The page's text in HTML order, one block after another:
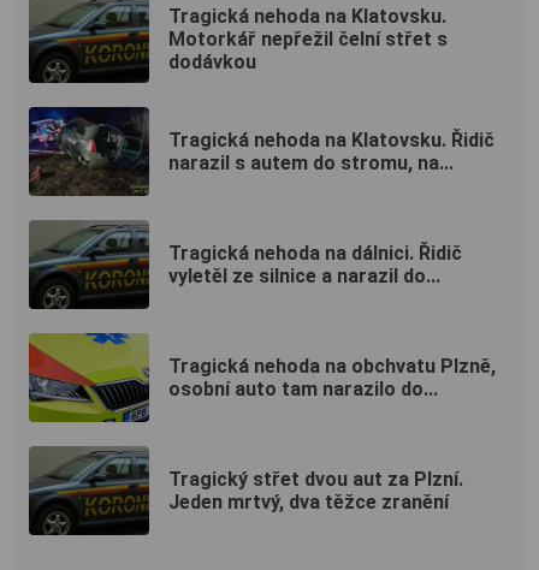
Tragická nehoda na Klatovsku.
Motorkář nepřežil čelní střet s
dodávkou
Tragická nehoda na Klatovsku. Řidič
narazil s autem do stromu, na...
Tragická nehoda na dálnici. Řidič
vyletěl ze silnice a narazil do...
Tragická nehoda na obchvatu Plzně,
osobní auto tam narazilo do...
Tragický střet dvou aut za Plzní.
Jeden mrtvý, dva těžce zranění